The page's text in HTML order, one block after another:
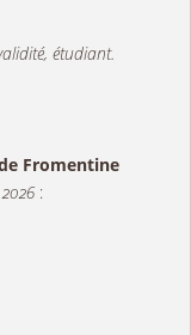
étudiant.
Fromentine
: